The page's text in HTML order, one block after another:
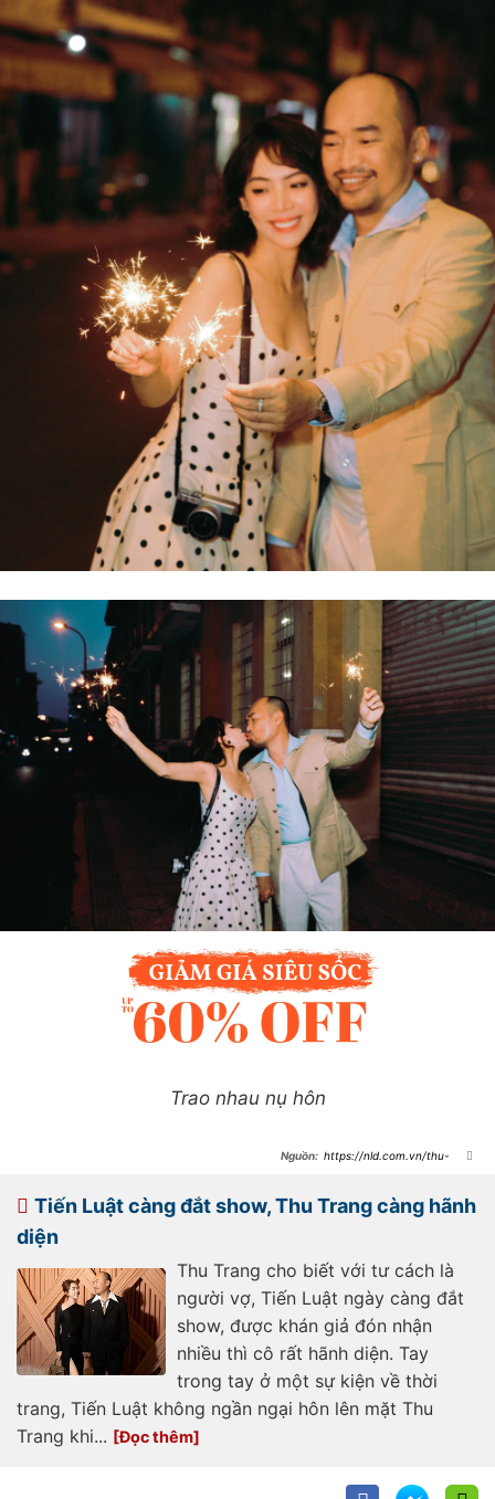
Trao nhau nụ hôn
https://nld.com.vn/thu-
Tiến Luật càng đắt show, Thu Trang càng hãnh
diện
Thu Trang cho biết với tư cách là
người vợ, Tiến Luật ngày càng đắt
show, được khán giả đón nhận
nhiều thì cô rất hãnh diện. Tay
trong tay ở một sự kiện về thời
trang, Tiến Luật không ngần ngại hôn lên mặt Thu
Trang khi...